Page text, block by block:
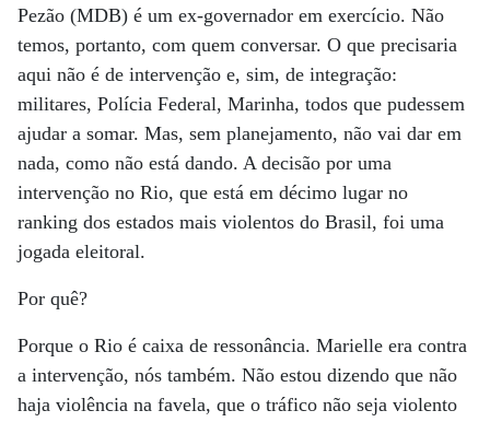
Pezão (MDB) é um ex-governador em exercício. Não
temos, portanto, com quem conversar. O que precisaria
aqui não é de intervenção e, sim, de integração:
militares, Polícia Federal, Marinha, todos que pudessem
ajudar a somar. Mas, sem planejamento, não vai dar em
nada, como não está dando. A decisão por uma
intervenção no Rio, que está em décimo lugar no
ranking dos estados mais violentos do Brasil, foi uma
jogada eleitoral.
Por quê?
Porque o Rio é caixa de ressonância. Marielle era contra
a intervenção, nós também. Não estou dizendo que não
haja violência na favela, que o tráfico não seja violento